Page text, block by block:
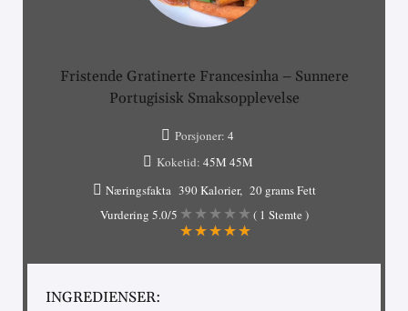
Fristende Gratinerte Francesinha – Sunnere
Portugisisk Smaksopplevelse
Porsjoner: 4
Koketid: 45M 45M
Næringsfakta 390 Kalorier
20 grams Fett
Vurdering 5.0/5 ( 1 Stemte )
INGREDIENSER: